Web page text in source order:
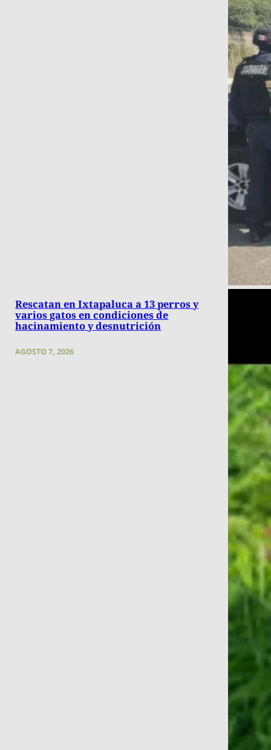
Rescatan en Ixtapaluca a 13 perros y
varios gatos en condiciones de
hacinamiento y desnutrición
AGOSTO 7, 2026